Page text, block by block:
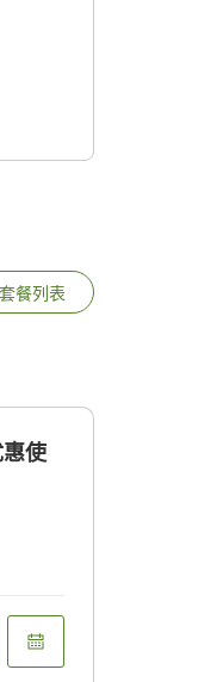
套餐列表
使